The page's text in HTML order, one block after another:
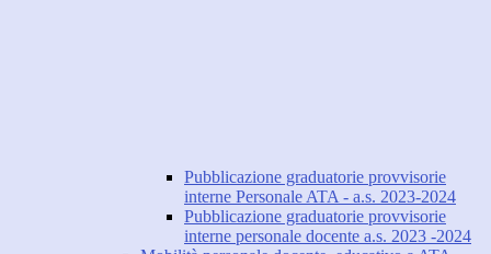
Pubblicazione graduatorie provvisorie
interne Personale ATA - a.s. 2023-2024
Pubblicazione graduatorie provvisorie
interne personale docente a.s. 2023 -2024